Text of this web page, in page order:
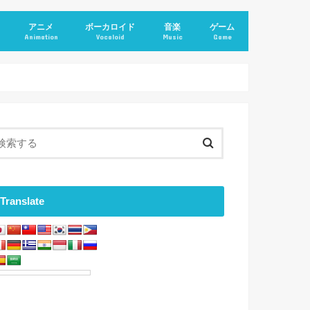
アニメ
Animation
ボーカロイド
Vocaloid
音楽
Music
ゲーム
Game
Translate